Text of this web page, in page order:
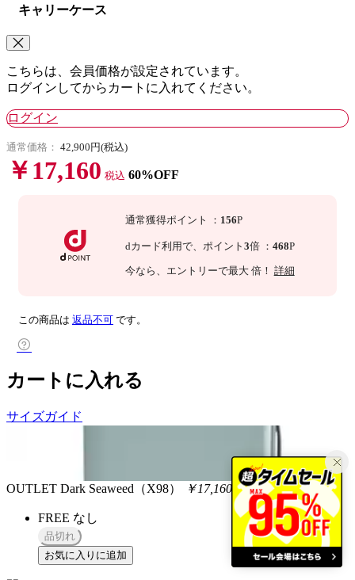
キャリーケース
こちらは、会員価格が設定されています。
ログインしてからカートに入れてください。
ログイン
通常価格： 42,900円(税込)
￥17,160 税込 60%OFF
通常獲得ポイント ： 156P
dカード利用で、 ポイント 3倍 ： 468P
今なら 、エントリーで最大 倍！ 詳細
この商品は 返品不可 です。
カートに入れる
サイズガイド
OUTLET Dark Seaweed（X98） ￥17,160 税込
FREE なし
品切れ
お気に入りに追加